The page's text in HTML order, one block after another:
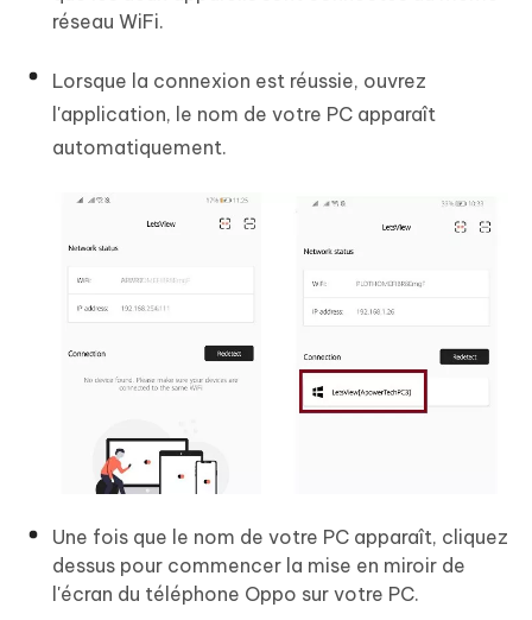
réseau WiFi.
Lorsque la connexion est réussie, ouvrez
l'application, le nom de votre PC apparaît
automatiquement.
Une fois que le nom de votre PC apparaît, cliquez
dessus pour commencer la mise en miroir de
l'écran du téléphone Oppo sur votre PC.